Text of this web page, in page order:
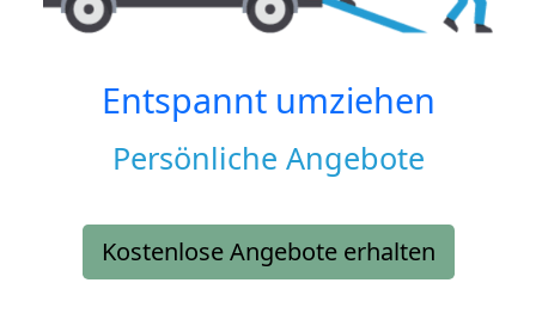
Entspannt umziehen
Persönliche Angebote
Kostenlose Angebote erhalten